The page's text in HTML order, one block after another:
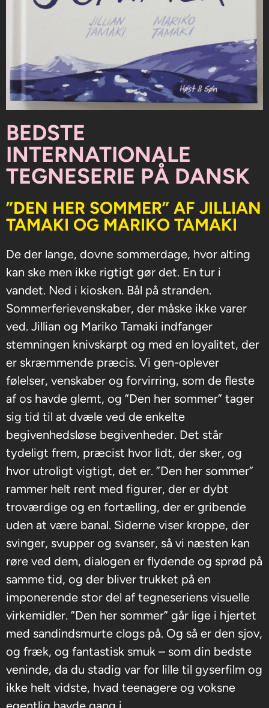
BEDSTE
INTERNATIONALE
TEGNESERIE PÅ DANSK
”DEN HER SOMMER” AF JILLIAN
TAMAKI OG MARIKO TAMAKI
De der lange, dovne sommerdage, hvor alting
kan ske men ikke rigtigt gør det. En tur i
vandet. Ned i kiosken. Bål på stranden.
Sommerferievenskaber, der måske ikke varer
ved. Jillian og Mariko Tamaki indfanger
stemningen knivskarpt og med en loyalitet, der
er skræmmende præcis. Vi gen-oplever
følelser, venskaber og forvirring, som de fleste
af os havde glemt, og ”Den her sommer” tager
sig tid til at dvæle ved de enkelte
begivenhedsløse begivenheder. Det står
tydeligt frem, præcist hvor lidt, der sker, og
hvor utroligt vigtigt, det er. ”Den her sommer”
rammer helt rent med figurer, der er dybt
troværdige og en fortælling, der er gribende
uden at være banal. Siderne viser kroppe, der
svinger, svupper og svanser, så vi næsten kan
røre ved dem, dialogen er flydende og sprød på
samme tid, og der bliver trukket på en
imponerende stor del af tegneseriens visuelle
virkemidler. ”Den her sommer” går lige i hjertet
med sandindsmurte clogs på. Og så er den sjov,
og fræk, og fantastisk smuk – som din bedste
veninde, da du stadig var for lille til gyserfilm og
ikke helt vidste, hvad teenagere og voksne